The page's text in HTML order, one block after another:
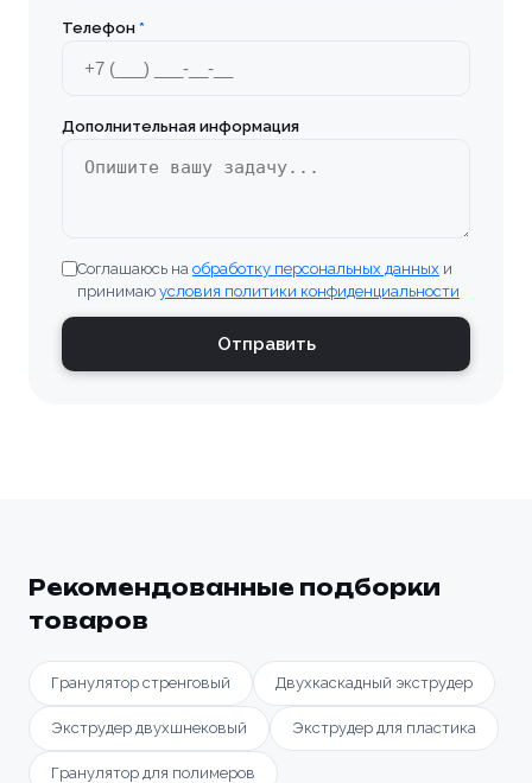
Телефон *
Дополнительная информация
Соглашаюсь на обработку персональных данных и
принимаю условия политики конфиденциальности
Отправить
Рекомендованные подборки
товаров
Гранулятор стренговый Двухкаскадный экструдер
Экструдер двухшнековый Экструдер для пластика
Гранулятор для полимеров